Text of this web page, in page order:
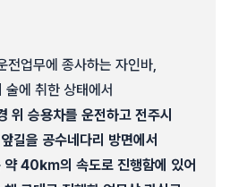
전업무에 종사하는 자인바,
에 취한 상태에서
승용차를 운전하고 전주시
길을 공수네다리 방면에서
약 40㎞의 속도로 진행함에 있어